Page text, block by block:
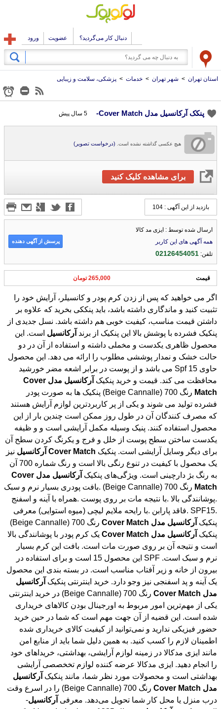
دنبال کار می‌گردید؟ عضویت ورود
استان تهران > شهر تهران > خدمات > پزشکی، سلامت و زیبایی
پنکک آرکانسیل مدل Cover Match- 5 سال پیش
هیچ عکسی گذاشته نشده است. (درخواست تصویر)
برای مشاهده کلیک کنید
بازدید از این آگهی : 104
ارسال شده توسط : ایزی مد کالا
همه آگهی های این کاربر
تلفن:02126454051
پرسش از آگهی دهنده
قیمت 265,000 تومان
اگر می خواهید که پس از زدن کرم پودر و کانسیلر، آرایش خود را
تثبیت کنید و ماندگاری داشته باشد، باید پنککی بخرید که علاوه بر
داشتن قیمت مناسب، کیفیت خوبی هم داشته باشد. نسل جدیدی از
پنکیک فشرده با پوشش بالا این پنکیک از برند آرکانسیل است. این
محصول ظاهری یکدست و مخملی داشته و استفاده از آن در دو
حالت خشک و نمدار پوششی مطلوب را ارائه می دهد. این محصول
حاوی Spf 15 می باشد و از پوست در برابر اشعه مضر خورشید
محافظت می کند. قیمت و خرید پنکیک آرکانسیل مدل Cover
Match
رنگ 700 (Beige Cannalle) پنکیک ها به صورت پودر
فشرده تولید می شوند و یکی از پر کاربردترین لوازم آرایش هستند
که مصرف کنندگان آن در طول روز ممکن است چندین بار از این
محصول استفاده کنند. پنیک وسیله مکمل آرایشی است و و ظیفه
یکدست ساختن سطح پوست از خلل و فرج و یکرنگ کردن سطح آن
برای دیگر وسایل آرایشی است. پنکیک Cover Match آرکانسیل نیز
یک محصول با کیفیت در تنوع رنگی بالا است و رنگ شماره 700 آن
به رنگ بژ دارچینی است. ویژگی‌های پنکیک آرکانسیل مدل Cover
Match
رنگ 700 (Beige Cannalle) .بافت پودری بسیار نرم و سبک
.پوشانندگی بالا .با نتیجه مات بر روی پوست .همراه با آینه و اسفنج
.SPF15 .فاقد پارابن .با رایحه ملایم لیچی (میوه استوایی) معرفی
پنکیک آرکانسیل مدل Cover Match
رنگ 700 (Beige Cannalle)
پنکیک آرکانسیل مدل Cover Match یک کرم پودر با پوشانندگی بالا
است و نتیجه آن بر روی صورت مات است. بافت این کرم بسیار
نرم و سبک است. SPF این محصول 15 است و برای استفاده در
بیرون از خانه و زیر آفتاب مناسب است. در بسته بندی این محصول
یک آینه و پد اسفنجی نیز وجو دارد. خرید اینترنتی پنکیک آرکانسیل
مدل
Cover Match رنگ 700 (Beige Cannalle) در خرید اینترنتی
یکی از مهم‌ترین امور مربوط به اورجینال بودن کالاهای خریداری
شده است. این قضیه از آن جهت مهم است که شما در حین خرید
حضور فیزیکی ندارید و نمی‌توانید از کیفیت کالای خریداری شده
اطمینان لازم را کسب کنید. به همین دلیل شما باید از منابع امن
مانند ایزی مدکالا در زمینه لوازم آرایشی، بهداشتی، خریداهای خود
را انجام دهید. ایزی مدکالا عرضه کننده لوازم تخخصصی آرایشی
بهداشتی است و محصولات مورد نظر شما، مانند پنکیک آرکانسیل
مدل
Cover Match
رنگ 700 (Beige Cannalle) را در اسرع وقت
درب منزل یا محل کار شما تحویل می‌دهد. معرفی آرکانسیل-